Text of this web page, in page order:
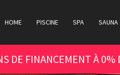
HOME PISCINE SPA SAUNA
DE FINANCEMENT À